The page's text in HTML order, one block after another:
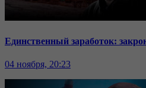
Единственный заработок:
04 ноября, 20:23